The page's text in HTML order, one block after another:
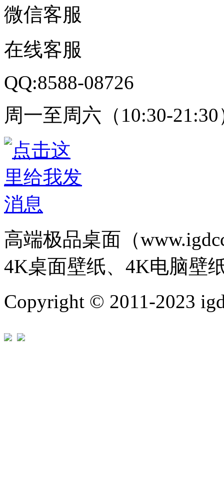
微信客服
在线客服
QQ:8588-08726
周一至周六（10:30-21:30
高端极品桌面（
4K桌面壁纸、4K电脑壁
Copyright © 2011-2023